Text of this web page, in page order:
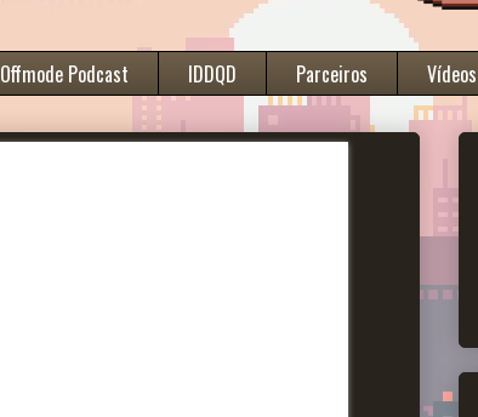
Offmode Podcast IDDQD Parceiros Vídeos